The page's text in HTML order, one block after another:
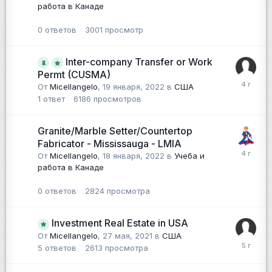
работа в Канаде
0 ответов 3001 просмотр
Inter-company Transfer or Work
Permt (CUSMA)
ОтMicellangelo, 19 января, 2022 в США
1 ответ 6186 просмотров
Granite/Marble Setter/Countertop
Fabricator - Mississauga - LMIA
ОтMicellangelo, 18 января, 2022 в Учеба и
работа в Канаде
0 ответов 2824 просмотра
Investment Real Estate in USA
ОтMicellangelo, 27 мая, 2021 в США
5 ответов 2613 просмотра